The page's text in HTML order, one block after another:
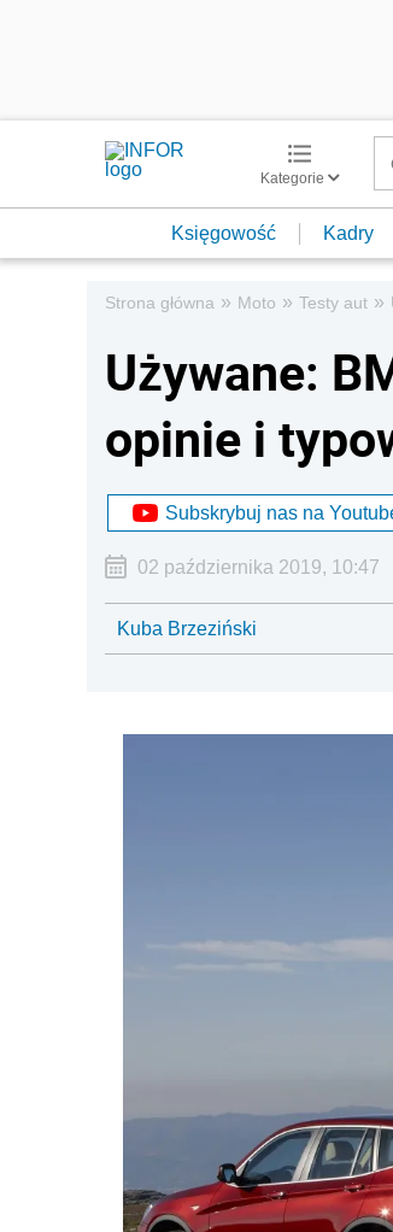
Kategorie
Księgowość Kadry
Strona główna » Moto » Testy aut »
Używane:
opinie i
Subskrybuj nas na
02 października 2019, 10:47
Kuba Brzeziński